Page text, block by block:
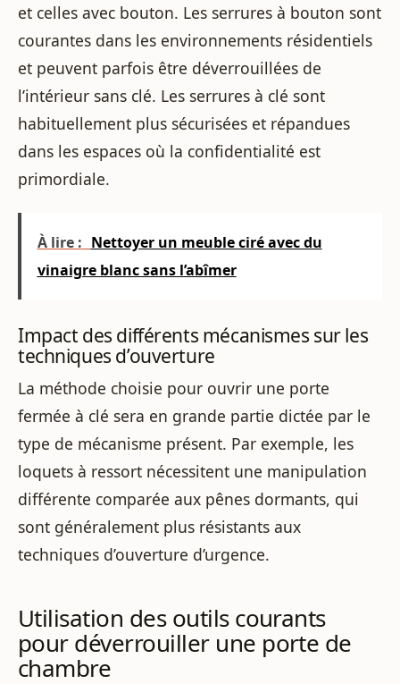
et celles avec bouton. Les serrures à bouton sont
courantes dans les environnements résidentiels
et peuvent parfois être déverrouillées de
l’intérieur sans clé. Les serrures à clé sont
habituellement plus sécurisées et répandues
dans les espaces où la confidentialité est
primordiale.
À lire : Nettoyer un meuble ciré avec du
vinaigre blanc sans l’abîmer
Impact des différents mécanismes sur les
techniques d’ouverture
La méthode choisie pour ouvrir une porte
fermée à clé sera en grande partie dictée par le
type de mécanisme présent. Par exemple, les
loquets à ressort nécessitent une manipulation
différente comparée aux pênes dormants, qui
sont généralement plus résistants aux
techniques d’ouverture d’urgence.
Utilisation des outils courants
pour déverrouiller une porte de
chambre